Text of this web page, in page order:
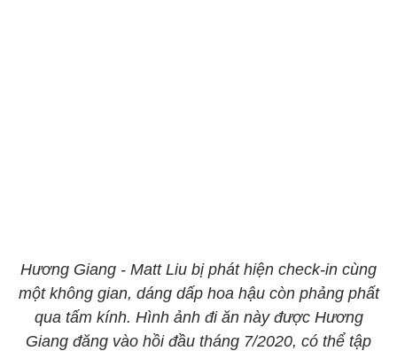
Hương Giang - Matt Liu bị phát hiện check-in cùng
một không gian, dáng dấp hoa hậu còn phảng phất
qua tấm kính. Hình ảnh đi ăn này được Hương
Giang đăng vào hồi đầu tháng 7/2020, có thể tập